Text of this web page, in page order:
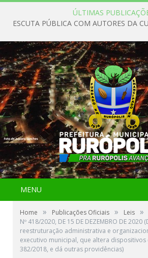
ÚLTIMAS
MENU
Home » Publicações Oficiais » Leis »
Nº 418/2020, DE 15 DE DEZEMBRO DE
reestruturação administrativa e
executivo municipal, que altera dispositivos
382/2018, e dá outras providências)